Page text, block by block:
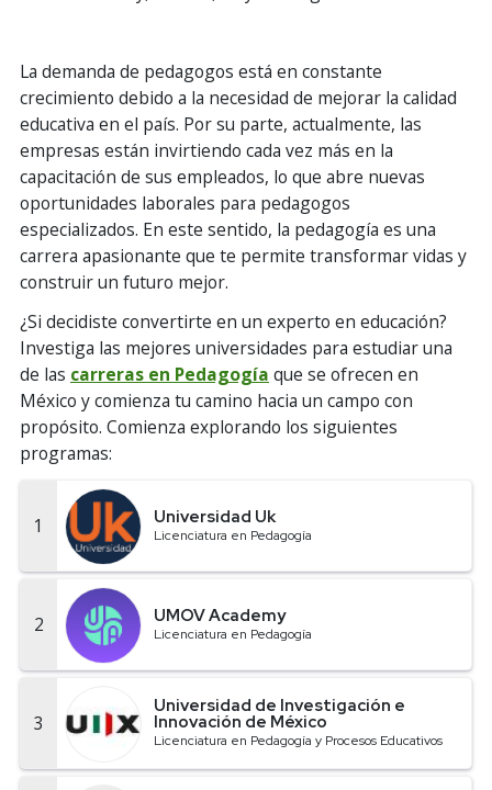
La demanda de pedagogos está en constante
crecimiento debido a la necesidad de mejorar la calidad
educativa en el país. Por su parte, actualmente, las
empresas están invirtiendo cada vez más en la
capacitación de sus empleados, lo que abre nuevas
oportunidades laborales para pedagogos
especializados. En este sentido, la pedagogía es una
carrera apasionante que te permite transformar vidas y
construir un futuro mejor.
¿Si decidiste convertirte en un experto en educación?
Investiga las mejores universidades para estudiar una
de las carreras en Pedagogía que se ofrecen en
México y comienza tu camino hacia un campo con
propósito. Comienza explorando los siguientes
programas:
1 Universidad Uk
Licenciatura en Pedagogía
2 UMOV Academy
Licenciatura en Pedagogía
3
Universidad de Investigación e
Innovación de México
Licenciatura en Pedagogía y Procesos Educativos